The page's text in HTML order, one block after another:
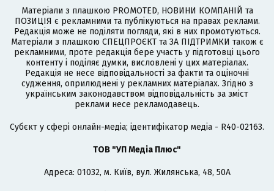
Матеріали з плашкою PROMOTED, НОВИНИ КОМПАНІЙ та
ПОЗИЦІЯ є рекламними та публікуються на правах реклами.
Редакція може не поділяти погляди, які в них промотуються.
Матеріали з плашкою СПЕЦПРОЄКТ та ЗА ПІДТРИМКИ також є
рекламними, проте редакція бере участь у підготовці цього
контенту і поділяє думки, висловлені у цих матеріалах.
Редакція не несе відповідальності за факти та оціночні
судження, оприлюднені у рекламних матеріалах. Згідно з
українським законодавством відповідальність за зміст
реклами несе рекламодавець.
Cубєкт у сфері онлайн-медіа; ідентифікатор медіа - R40-02163.
ТОВ "УП Медіа Плюс"
Адреса: 01032, м. Київ, вул. Жилянська, 48, 50А